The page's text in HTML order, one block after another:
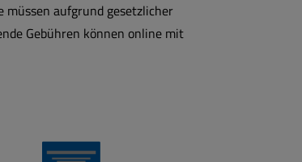
aufgrund gesetzlicher
Gebühren können online mit